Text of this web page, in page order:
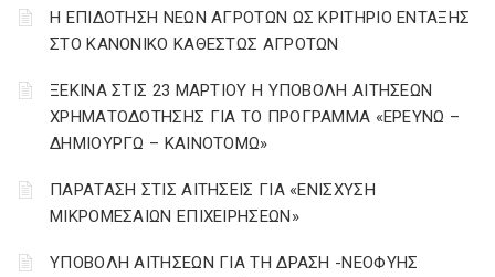
Η ΕΠΙΔΟΤΗΣΗ ΝΕΩΝ ΑΓΡΟΤΩΝ ΩΣ ΚΡΙΤΗΡΙΟ ΕΝΤΑΞΗΣ
ΣΤΟ ΚΑΝΟΝΙΚΟ ΚΑΘΕΣΤΩΣ ΑΓΡΟΤΩΝ
ΞΕΚΙΝΑ ΣΤΙΣ 23 ΜΑΡΤΙΟΥ Η ΥΠΟΒΟΛΗ ΑΙΤΗΣΕΩΝ
ΧΡΗΜΑΤΟΔΟΤΗΣΗΣ ΓΙΑ ΤΟ ΠΡΟΓΡΑΜΜΑ «ΕΡΕΥΝΩ –
ΔΗΜΙΟΥΡΓΩ – ΚΑΙΝΟΤΟΜΩ»
ΠΑΡΑΤΑΣΗ ΣΤΙΣ ΑΙΤΗΣΕΙΣ ΓΙΑ «ΕΝΙΣΧΥΣΗ
ΜΙΚΡΟΜΕΣΑΙΩΝ ΕΠΙΧΕΙΡΗΣΕΩΝ»
ΥΠΟΒΟΛΗ ΑΙΤΗΣΕΩΝ ΓΙΑ ΤΗ ΔΡΑΣΗ -ΝΕΟΦΥΗΣ